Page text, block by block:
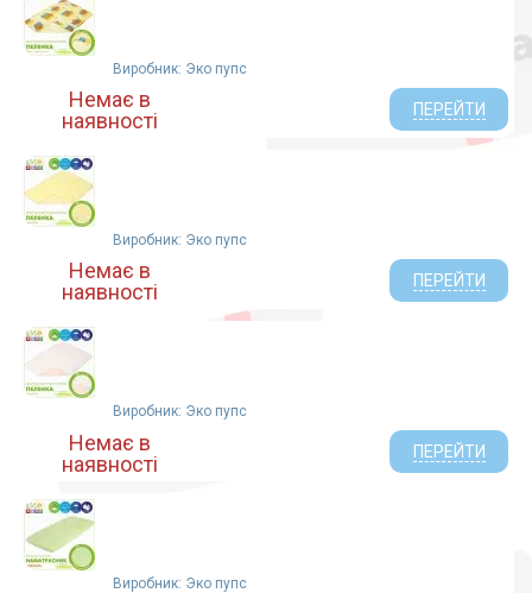
Виробник: Эко пупс
Немає в
наявності
ПЕРЕЙТИ
Виробник: Эко пупс
Немає в
наявності
ПЕРЕЙТИ
Виробник: Эко пупс
Немає в
наявності
ПЕРЕЙТИ
Виробник: Эко пупс